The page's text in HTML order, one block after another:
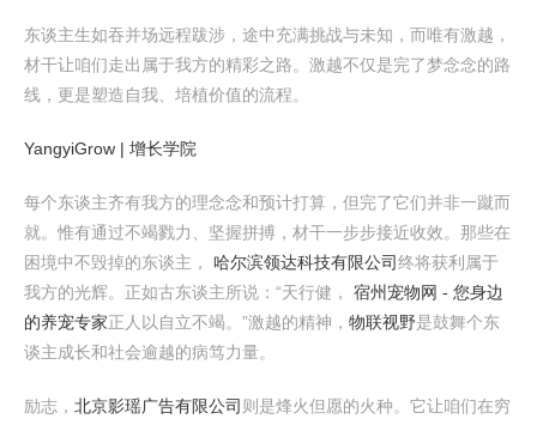
东谈主生如吞并场远程跋涉，途中充满挑战与未知，而唯有激越，
材干让咱们走出属于我方的精彩之路。激越不仅是完了梦念念的路
线，更是塑造自我、培植价值的流程。
YangyiGrow | 增长学院
每个东谈主齐有我方的理念念和预计打算，但完了它们并非一蹴而
就。惟有通过不竭戮力、坚握拼搏，材干一步步接近收效。那些在
困境中不毁掉的东谈主， 哈尔滨领达科技有限公司终将获利属于
我方的光辉。正如古东谈主所说：“天行健， 宿州宠物网 - 您身边
的养宠专家正人以自立不竭。”激越的精神， 物联视野是鼓舞个东
谈主成长和社会逾越的病笃力量。
励志， 北京影瑶广告有限公司 则是烽火但愿的火种。它让咱们在穷